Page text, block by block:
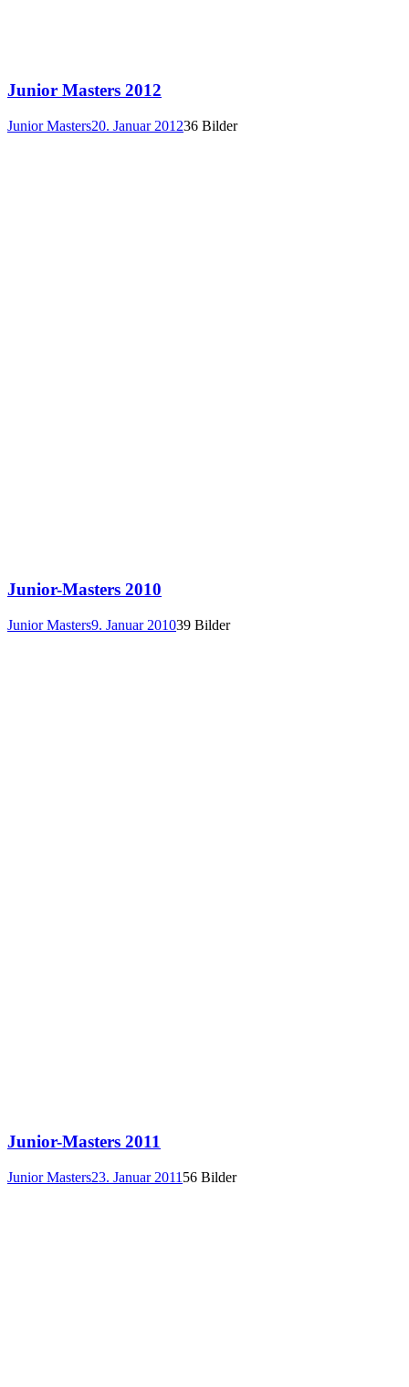
Junior Masters 2012
Junior Masters20. Januar 201236 Bilder
Junior-Masters 2010
Junior Masters9. Januar 201039 Bilder
Junior-Masters 2011
Junior Masters23. Januar 2011 56 Bilder